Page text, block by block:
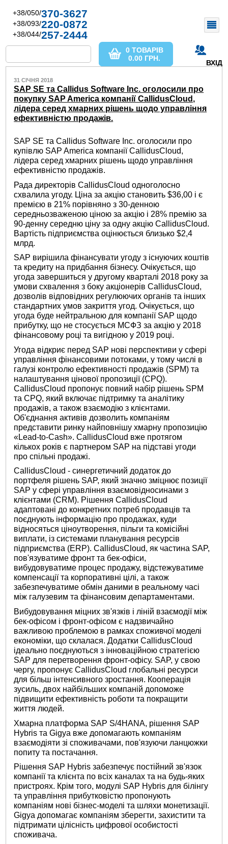
+38/050/370-3627
+38/093/220-0872
+38/044/257-2444
ВХІД
0 ТОВАРІВ
0.00 ГРН.
31 СІЧНЯ 2018
SAP SE та Callidus Software Inc. оголосили про
покупку SAP America компанії CallidusCloud,
лідера серед хмарних рішень щодо управління
ефективністю продажів.
SAP SE та Callidus Software Inc. оголосили про
купівлю SAP America компанії CallidusCloud,
лідера серед хмарних рішень щодо управління
ефективністю продажів.
Рада директорів CallidusCloud одноголосно
схвалила угоду. Ціна за акцію становить $36,00 і є
премією в 21% порівняно з 30-денною
середньозваженою ціною за акцію і 28% премію за
90-денну середню ціну за одну акцію CallidusCloud.
Вартість підприємства оцінюється близько $2,4
млрд.
SAP вирішила фінансувати угоду з існуючих коштів
та кредиту на придбання бізнесу. Очікується, що
угода завершиться у другому кварталі 2018 року за
умови схвалення з боку акціонерів CallidusCloud,
дозволів відповідних регулюючих органів та інших
стандартних умов закриття угод. Очікується, що
угода буде нейтральною для компанії SAP щодо
прибутку, що не стосується МСФЗ за акцію у 2018
фінансовому році та вигідною у 2019 році.
Угода відкриє перед SAP нові перспективи у сфері
управління фінансовими потоками, у тому числі в
галузі контролю ефективності продажів (SPM) та
налаштування цінової пропозиції (CPQ).
CallidusCloud пропонує повний набір рішень SPM
та CPQ, який включає підтримку та аналітику
продажів, а також взаємодію з клієнтами.
Об'єднання активів дозволить компаніям
представити ринку найповнішу хмарну пропозицію
«Lead-to-Cash». CallidusCloud вже протягом
кількох років є партнером SAP на підставі угоди
про спільні продажі.
CallidusCloud - синергетичний додаток до
портфеля рішень SAP, який значно зміцнює позиції
SAP у сфері управління взаємовідносинами з
клієнтами (CRM). Рішення CallidusCloud
адаптовані до конкретних потреб продавців та
поєднують інформацію про продажах, куди
відносяться ціноутворення, пільги та комісійні
виплати, із системами планування ресурсів
підприємства (ERP). CallidusCloud, як частина SAP,
пов'язуватиме фронт та бек-офіси,
вибудовуватиме процес продажу, відстежуватиме
компенсації та корпоративні цілі, а також
забезпечуватиме обмін даними в реальному часі
між галузевим та фінансовим департаментами.
Вибудовування міцних зв'язків і ліній взаємодії між
бек-офісом і фронт-офісом є надзвичайно
важливою проблемою в рамках споживчої моделі
економіки, що склалася. Додатки CallidusCloud
ідеально поєднуються з інноваційною стратегією
SAP для перетворення фронт-офісу. SAP, у свою
чергу, пропонує CallidusCloud глобальні ресурси
для більш інтенсивного зростання. Кооперація
зусиль, двох найбільших компаній допоможе
підвищити ефективність роботи та покращити
життя людей.
Хмарна платформа SAP S/4HANA, рішення SAP
Hybris та Gigya вже допомагають компаніям
взаємодіяти зі споживачами, пов'язуючи ланцюжки
попиту та постачання.
Рішення SAP Hybris забезпечує постійний зв'язок
компанії та клієнта по всіх каналах та на будь-яких
пристроях. Крім того, модулі SAP Hybris для білінгу
та управління прибутковістю пропонують
компаніям нові бізнес-моделі та шляхи монетизації.
Gigya допомагає компаніям зберегти, захистити та
підтримати цілісність цифрової особистості
споживача.